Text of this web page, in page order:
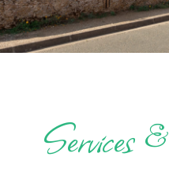
Services